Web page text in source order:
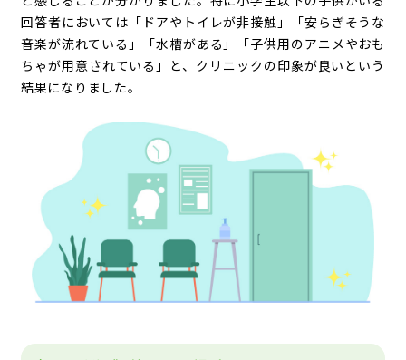
回答者においては「ドアやトイレが非接触」「安らぎそうな
音楽が流れている」「水槽がある」「子供用のアニメやおも
ちゃが用意されている」と、クリニックの印象が良いという
結果になりました。